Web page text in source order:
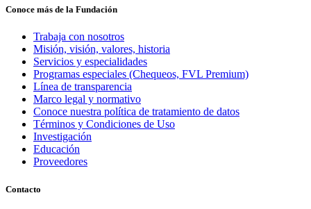
Conoce más de la Fundación
Trabaja con nosotros
Misión, visión, valores, historia
Servicios y especialidades
Programas especiales (Chequeos, FVL Premium)
Línea de transparencia
Marco legal y normativo
Conoce nuestra política de tratamiento de datos
Términos y Condiciones de Uso
Investigación
Educación
Proveedores
Contacto